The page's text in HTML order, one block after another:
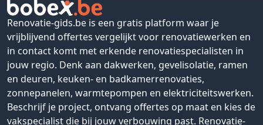
Renovatie-gids.be is een gratis platform waar je
vrijblijvend offertes vergelijkt voor renovatiewerken en
in contact komt met erkende renovatiespecialisten in
jouw regio. Denk aan dakwerken, gevelisolatie, ramen
en deuren, keuken- en badkamerrenovaties,
zonnepanelen, warmtepompen en elektriciteitswerken.
Beschrijf je project, ontvang offertes op maat en kies de
vakspecialist die bij jouw verbouwing past. Renovatie-